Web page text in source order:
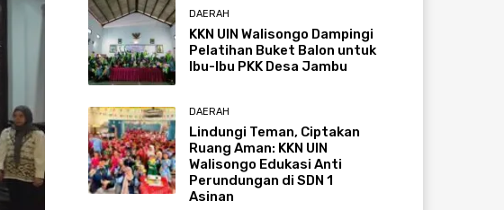
DAERAH
KKN UIN Walisongo Dampingi
Pelatihan Buket Balon untuk
Ibu-Ibu PKK Desa Jambu
DAERAH
Lindungi Teman, Ciptakan
Ruang Aman: KKN UIN
Walisongo Edukasi Anti
Perundungan di SDN 1
Asinan